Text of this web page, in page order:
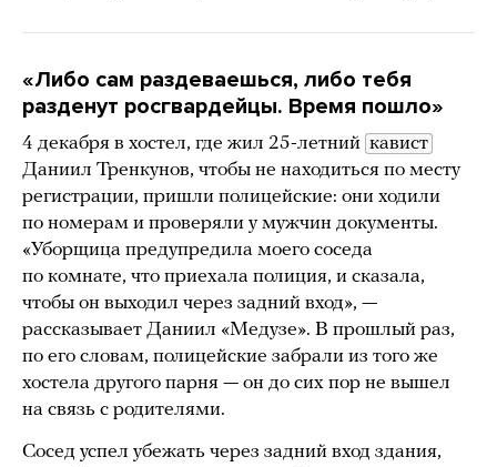
«Либо сам раздеваешься, либо тебя
разденут росгвардейцы. Время пошло»
4 декабря в хостел, где жил 25-летний кавист
Даниил Тренкунов, чтобы не находиться по месту
регистрации, пришли полицейские: они ходили
по номерам и проверяли у мужчин документы.
«Уборщица предупредила моего соседа
по комнате, что приехала полиция, и сказала,
чтобы он выходил через задний вход», —
рассказывает Даниил «Медузе». В прошлый раз,
по его словам, полицейские забрали из того же
хостела другого парня — он до сих пор не вышел
на связь с родителями.
Сосед успел убежать через задний вход здания,